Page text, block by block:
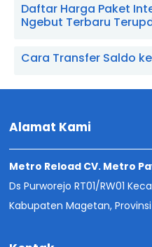
Daftar Harga Paket
Ngebut Terbaru
Cara Transfer Saldo
Alamat Kami
Metro Reload CV. Metro
Ds Purworejo RT01/RW01
Kabupaten Magetan,